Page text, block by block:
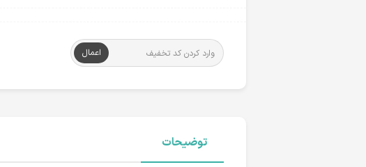
اعمال
توضیحات